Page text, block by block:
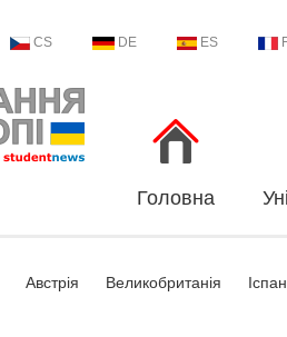
CS DE ES
Головна
Австрія Великобританія